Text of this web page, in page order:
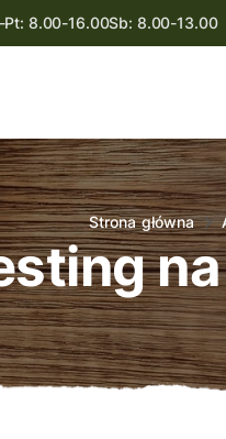
Pt: 8.00-16.00Sb: 8.00-13.00
Strona główna